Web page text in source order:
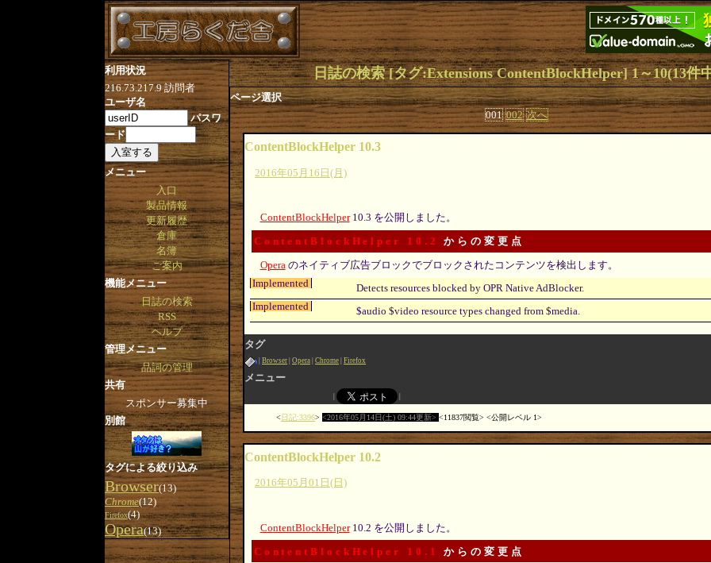
日誌の検索 [タグ:Extensions ContentBlockHelper] 1～10(13件
ページ選択
001 002 次へ
ContentBlockHelper 10.3
2016年05月16日(月)
ContentBlockHelper10.3 を公開しました。
ContentBlockHelper 10.2 からの変更点
Operaのネイティブ広告ブロックでブロックされたコンテンツを検出します。
Implemented
Detects resources blocked by OPR Native AdBlocker.
Implemented
$audio $video resource types changed from $media.
タグ
Browser Opera Chrome Firefox
メニュー
日記:3396 2016年05月14日(土) 09:44更新 11837閲覧 公開レベル 1
ContentBlockHelper 10.2
2016年05月01日(日)
ContentBlockHelper10.2 を公開しました。
ContentBlockHelper 10.1
からの変更点
利用状況
216.73.217.9訪問者
ユーザ名
パスワ
ード
メニュー
入口
製品情報
更新履歴
倉庫
名簿
ご案内
機能メニュー
日誌の検索
RSS
ヘルプ
管理メニュー
品詞の管理
共有
スポンサー募集中
別館
タグによる絞り込み
Browser(13)
Chrome(12)
Firefox(4)
Opera(13)